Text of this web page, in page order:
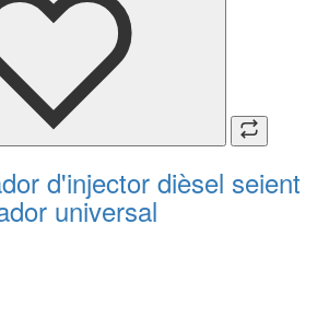
d'injector dièsel seient
universal